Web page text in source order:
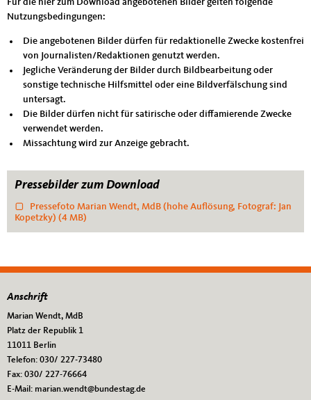
Für die hier zum Download angebotenen Bilder gelten folgende
Nutzungsbedingungen:
Die angebotenen Bilder dürfen für redaktionelle Zwecke kostenfrei
von Journalisten/Redaktionen genutzt werden.
Jegliche Veränderung der Bilder durch Bildbearbeitung oder
sonstige technische Hilfsmittel oder eine Bildverfälschung sind
untersagt.
Die Bilder dürfen nicht für satirische oder diffamierende Zwecke
verwendet werden.
Missachtung wird zur Anzeige gebracht.
Pressebilder zum Download
Pressefoto Marian Wendt, MdB (hohe Auflösung, Fotograf: Jan
Kopetzky) (4 MB)
Fußbereich
Anschrift
Marian Wendt, MdB
Platz der Republik 1
11011 Berlin
Telefon: 030/ 227-73480
Fax: 030/ 227-76664
E-Mail: marian.wendt@bundestag.de